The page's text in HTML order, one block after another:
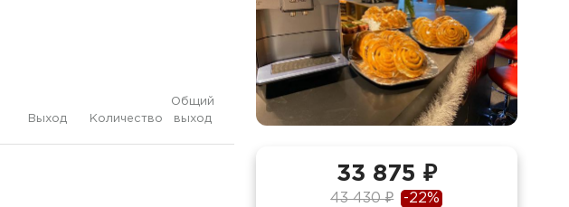
Выход Количество
Общий
выход
33 875 ₽
43 430 ₽ -22%